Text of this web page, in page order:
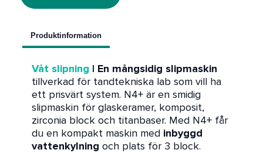
Produktinformation
Våt slipning | En mångsidig slipmaskin
tillverkad för tandtekniska lab som vill ha
ett prisvärt system. N4+ är en smidig
slipmaskin för glaskeramer, komposit,
zirconia block och titanbaser. Med N4+ får
du en kompakt maskin med inbyggd
vattenkylning och plats för 3 block.